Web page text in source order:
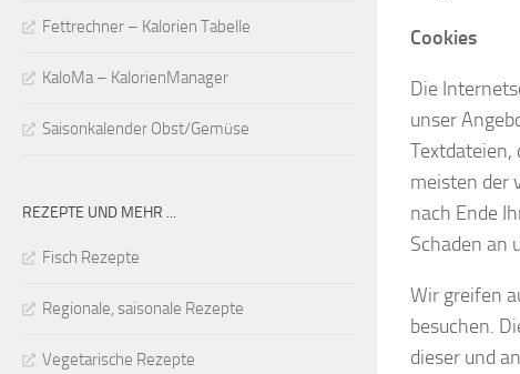
Cookies
Die
unser
Textdateien,
meisten der
nach Ende
Schaden an
Wir greifen
besuchen.
dieser und
Fettrechner – Kalorien Tabelle
KaloMa – KalorienManager
Saisonkalender Obst/Gemüse
REZEPTE UND MEHR ...
Fisch Rezepte
Regionale, saisonale Rezepte
Vegetarische Rezepte